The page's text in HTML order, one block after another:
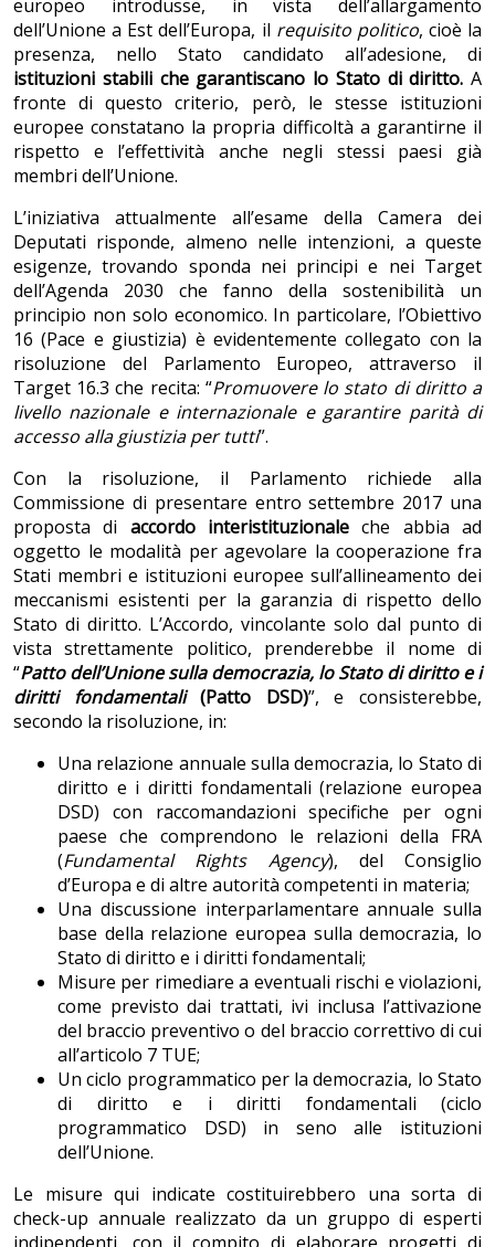
europeo introdusse, in vista dell’allargamento
dell’Unione a Est dell’Europa, il requisito politico, cioè la
presenza, nello Stato candidato all’adesione, di
istituzioni stabili che garantiscano lo Stato di diritto. A
fronte di questo criterio, però, le stesse istituzioni
europee constatano la propria difficoltà a garantirne il
rispetto e l’effettività anche negli stessi paesi già
membri dell’Unione.
L’iniziativa attualmente all’esame della Camera dei
Deputati risponde, almeno nelle intenzioni, a queste
esigenze, trovando sponda nei principi e nei Target
dell’Agenda 2030 che fanno della sostenibilità un
principio non solo economico. In particolare, l’Obiettivo
16 (Pace e giustizia) è evidentemente collegato con la
risoluzione del Parlamento Europeo, attraverso il
Target 16.3 che recita: “Promuovere lo stato di diritto a
livello nazionale e internazionale e garantire parità di
accesso alla giustizia per tutti”.
Con la risoluzione, il Parlamento richiede alla
Commissione di presentare entro settembre 2017 una
proposta di accordo interistituzionale che abbia ad
oggetto le modalità per agevolare la cooperazione fra
Stati membri e istituzioni europee sull’allineamento dei
meccanismi esistenti per la garanzia di rispetto dello
Stato di diritto. L’Accordo, vincolante solo dal punto di
vista strettamente politico, prenderebbe il nome di
“Patto dell’Unione sulla democrazia, lo Stato di diritto e i
diritti fondamentali(Patto DSD)”, e consisterebbe,
secondo la risoluzione, in:
Una relazione annuale sulla democrazia, lo Stato di
diritto e i diritti fondamentali (relazione europea
DSD) con raccomandazioni specifiche per ogni
paese che comprendono le relazioni della FRA
(Fundamental Rights Agency), del Consiglio
d’Europa e di altre autorità competenti in materia;
Una discussione interparlamentare annuale sulla
base della relazione europea sulla democrazia, lo
Stato di diritto e i diritti fondamentali;
Misure per rimediare a eventuali rischi e violazioni,
come previsto dai trattati, ivi inclusa l’attivazione
del braccio preventivo o del braccio correttivo di cui
all’articolo 7 TUE;
Un ciclo programmatico per la democrazia, lo Stato
di diritto e i diritti fondamentali (ciclo
programmatico DSD) in seno alle istituzioni
dell’Unione.
Le misure qui indicate costituirebbero una sorta di
check-up annuale realizzato da un gruppo di esperti